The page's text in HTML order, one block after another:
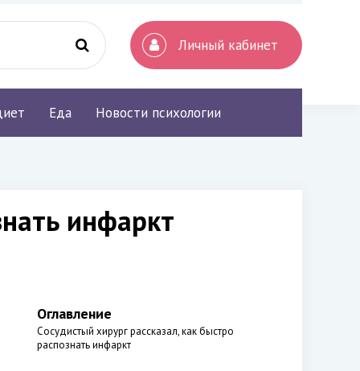
Личный кабинет
Еда Новости психологии
инфаркт
Оглавление
Сосудистый хирург рассказал, как быстро
распознать инфаркт